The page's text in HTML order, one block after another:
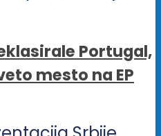
Portugal,
mesto na EP